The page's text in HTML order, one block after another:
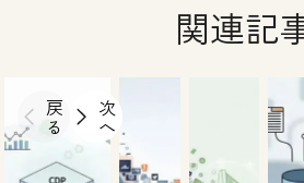
関連記
戻
る
次
へ